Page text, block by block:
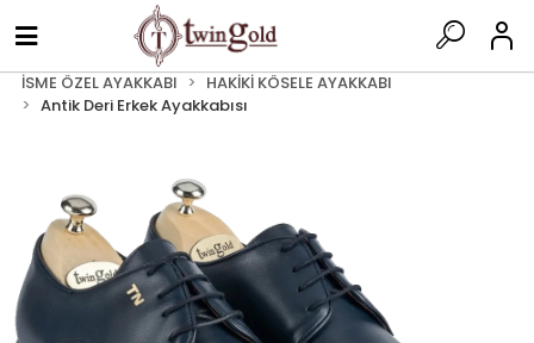
İSME ÖZEL AYAKKABI
HAKİKİ KÖSELE AYAKKABI
Antik Deri Erkek Ayakkabısı